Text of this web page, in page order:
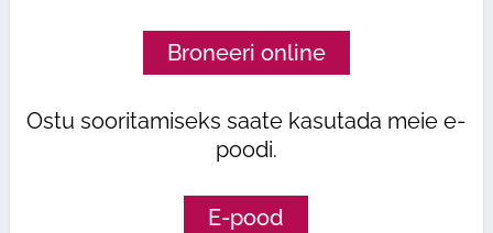
Broneeri online
Ostu sooritamiseks saate kasutada meie e-
poodi.
E-pood